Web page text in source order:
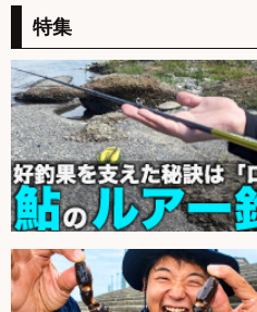
特集